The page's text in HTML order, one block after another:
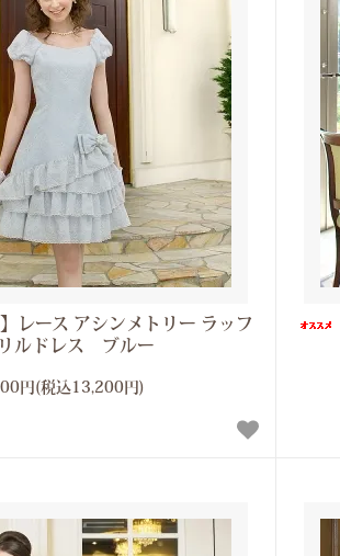
レース アシンメトリー ラッフ
ルドレス ブルー
円(税込13,200円)